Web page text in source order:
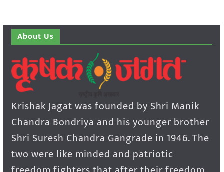
About Us
Krishak Jagat was founded by Shri Manik
Chandra Bondriya and his younger brother
Shri Suresh Chandra Gangrade in 1946. The
two were like minded and patriotic